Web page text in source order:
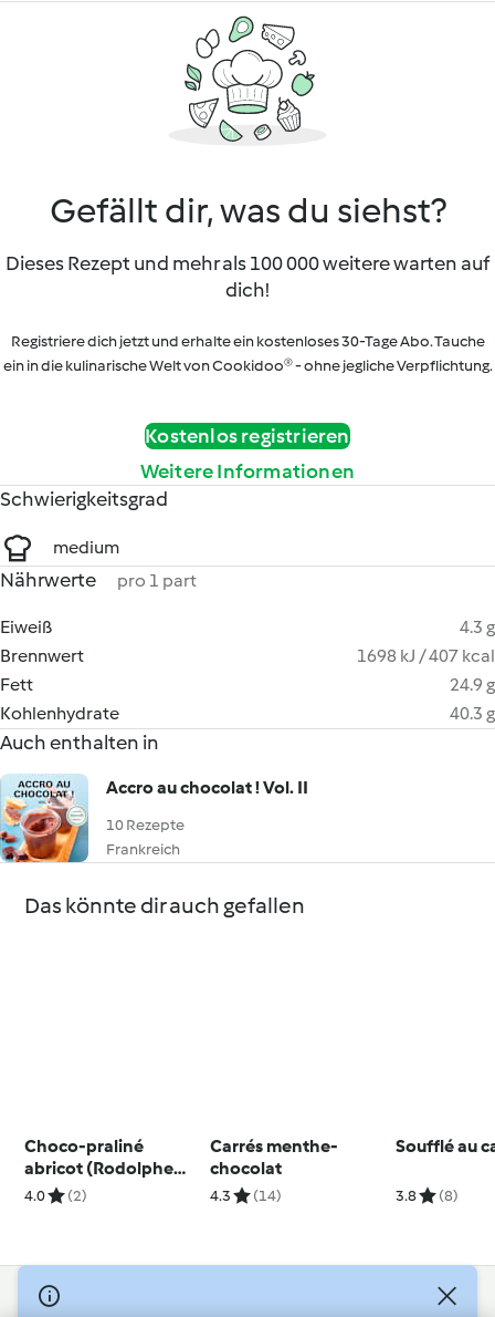
Gefällt dir, was du siehst?
Dieses Rezept und mehr als 100 000 weitere warten auf
dich!
Registriere dich jetzt und erhalte ein kostenloses 30-Tage Abo. Tauche
ein in die kulinarische Welt von Cookidoo® - ohne jegliche Verpflichtung.
Kostenlos registrieren
Weitere Informationen
Schwierigkeitsgrad
medium
Nährwerte pro 1 part
Eiweiß
4.3 g
Brennwert
1698 kJ / 407 kcal
Fett
24.9 g
Kohlenhydrate
40.3 g
Auch enthalten in
Accro au chocolat ! Vol. II
10 Rezepte
Frankreich
Das könnte dir auch gefallen
Choco-praliné
abricot (Rodolphe
GROIZARD - La Mare
4.0 (2)
Carrés menthe-
chocolat
4.3 (14)
Soufflé au
3.8 (8)
© Copyright 2026